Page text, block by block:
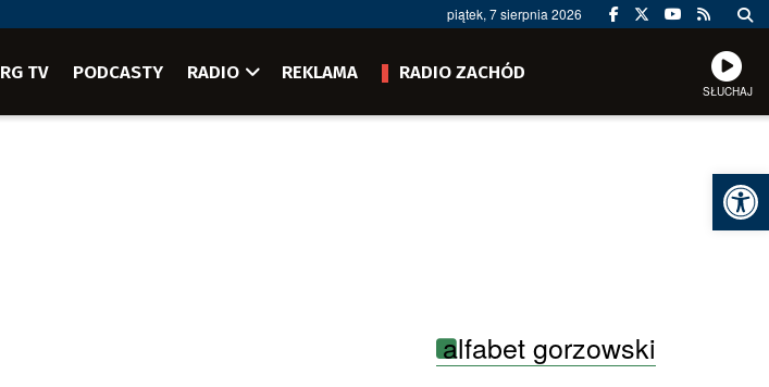
piątek, 7 sierpnia 2026
RG TV PODCASTY RADIO REKLAMA RADIO ZACHÓD
SŁUCHAJ
alfabet gorzowski